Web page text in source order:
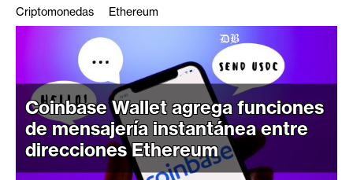
i
p
t
o
M
Criptomonedas Ethereum
Coinbase Wallet agrega funciones
de mensajería instantánea entre
direcciones Ethereum